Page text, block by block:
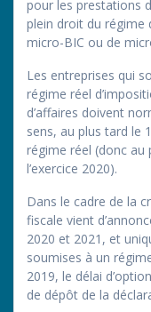
pour les prestations
plein droit du régime
micro-BIC ou de
Les entreprises qui
régime réel
d’affaires doivent
sens, au plus tard le
régime réel (donc au
l’exercice 2020).
Dans le cadre de la
fiscale vient
2020 et 2021, et
soumises à un
2019, le délai
de dépôt de la